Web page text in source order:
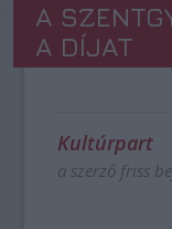
A
A DÍJAT
Kultúrpart
a szerző friss